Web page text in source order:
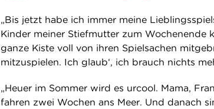
„Bis jetzt habe ich immer meine
Kinder meiner Stiefmutter zum Wochenende
ganze Kiste voll von ihren Spielsachen
mitzuspielen. Ich glaub‘, ich brauch nichts
„Heuer im Sommer wird es urcool. Mama,
fahren zwei Wochen ans Meer. Und danach